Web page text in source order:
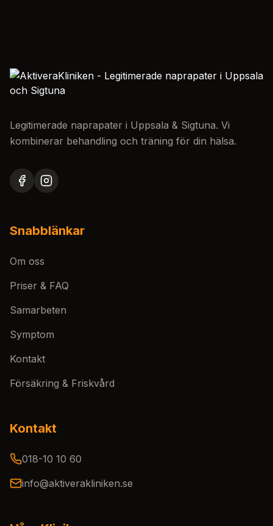
Legitimerade naprapater i Uppsala & Sigtuna. Vi
kombinerar behandling och träning för din hälsa.
Snabblänkar
Om oss
Priser & FAQ
Samarbeten
Symptom
Kontakt
Försäkring & Friskvård
Kontakt
018-10 10 60
info@aktiverakliniken.se